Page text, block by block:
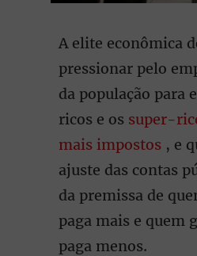
A elite econômica
pressionar pelo
da população para
ricos e os super-
mais impostos , e
ajuste das contas
da premissa de
paga mais e quem
paga menos.